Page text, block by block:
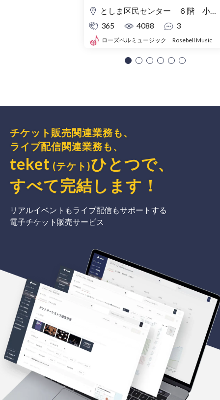
としま区民センター ６階 小ホール
365
4088 3
ローズベルミュージック Rosebell Music
チケット販売関連業務も、
ライブ配信関連業務も、
teket (テケト)ひとつで、
すべて完結 します ！
リアルイベントもライブ配信もサポートする
電子チケット販売サービス